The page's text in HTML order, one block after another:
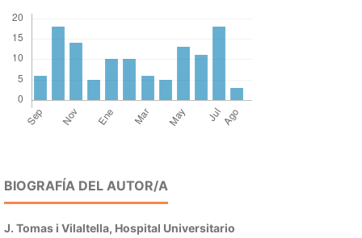
BIOGRAFÍA DEL AUTOR/A
J. Tomas i Vilaltella, Hospital Universitario